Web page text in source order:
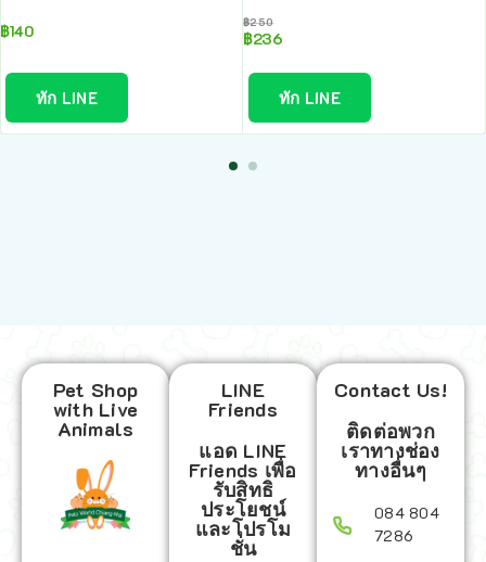
฿140
ทัก LINE
฿250
฿236
ทัก LINE
Pet Shop
with Live
Animals
LINE
Friends
แอด LINE
Friends เพื่อ
รับสิทธิ
ประโยชน์
และโปรโม
ชั่น
Contact Us!
ติดต่อพวก
เราทางช่อง
ทางอื่นๆ
084 804
7286